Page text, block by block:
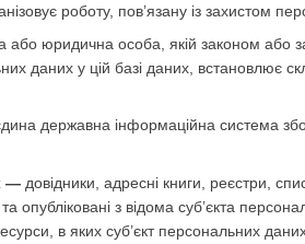
роботу, пов’язану із захистом
або юридична особа, якій законом або
даних у цій базі даних, встановлює
державна інформаційна система
— довідники, адресні книги, реєстри,
та опубліковані з відома суб’єкта
в яких суб’єкт персональних